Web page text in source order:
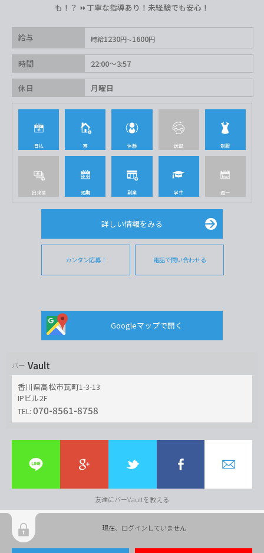
も！？ ⏩丁寧な指導あり！未経験でも安心！
給与 時給1230円 1600円
時間 22:00〜3:57
休日 月曜日
日払 寮 体験 送迎 制服
出来高 短期 副業 学生 週一
詳しい情報をみる
カンタン応募！ 電話で問い合わせる
Googleマップで開く
バー Vault
香川県高松市瓦町1-3-13
IPビル2F
TEL: 070-8561-8758
友達にバーVaultを教える
現在、ログインしていません